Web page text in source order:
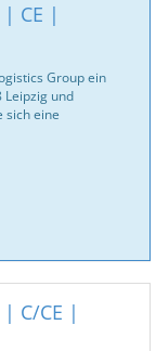
CE |
Group ein
Leipzig und
sich eine
C/CE |